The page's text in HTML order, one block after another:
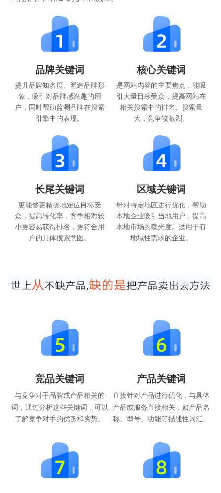
品牌关键词
提升品牌知名度、塑造品牌形
象，吸引对品牌感兴趣的用
户，同时帮助监测品牌在搜索
引擎中的表现。
核心关键词
是网站内容的主要焦点，能吸
引大量目标受众，提高网站在
相关搜索中的排名。搜索量
大，竞争较激烈。
长尾关键词
更能够更精确地定位目标受
众，提高转化率，竞争相对较
小更容易获得排名，更符合用
户的具体搜索意图。
区域关键词
针对特定地区进行优化，帮助
本地企业吸引当地用户，提高
本地市场的曝光度。适用于有
地域性需求的企业。
竞品关键词
与竞争对手品牌或产品相关的
词，通过分析这些关键词，可以
了解竞争对手的优势和劣势。
产品关键词
直接针对产品进行优化，与具体
产品或服务直接相关，如产品名
称、型号、功能等描述性词汇。